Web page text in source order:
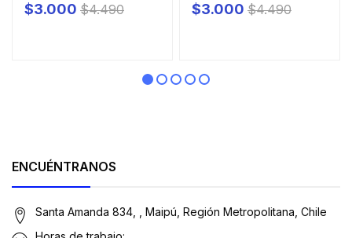
$3.000 $4.490 $3.000 $4.490
ENCUÉNTRANOS
Santa Amanda 834, , Maipú, Región Metropolitana, Chile